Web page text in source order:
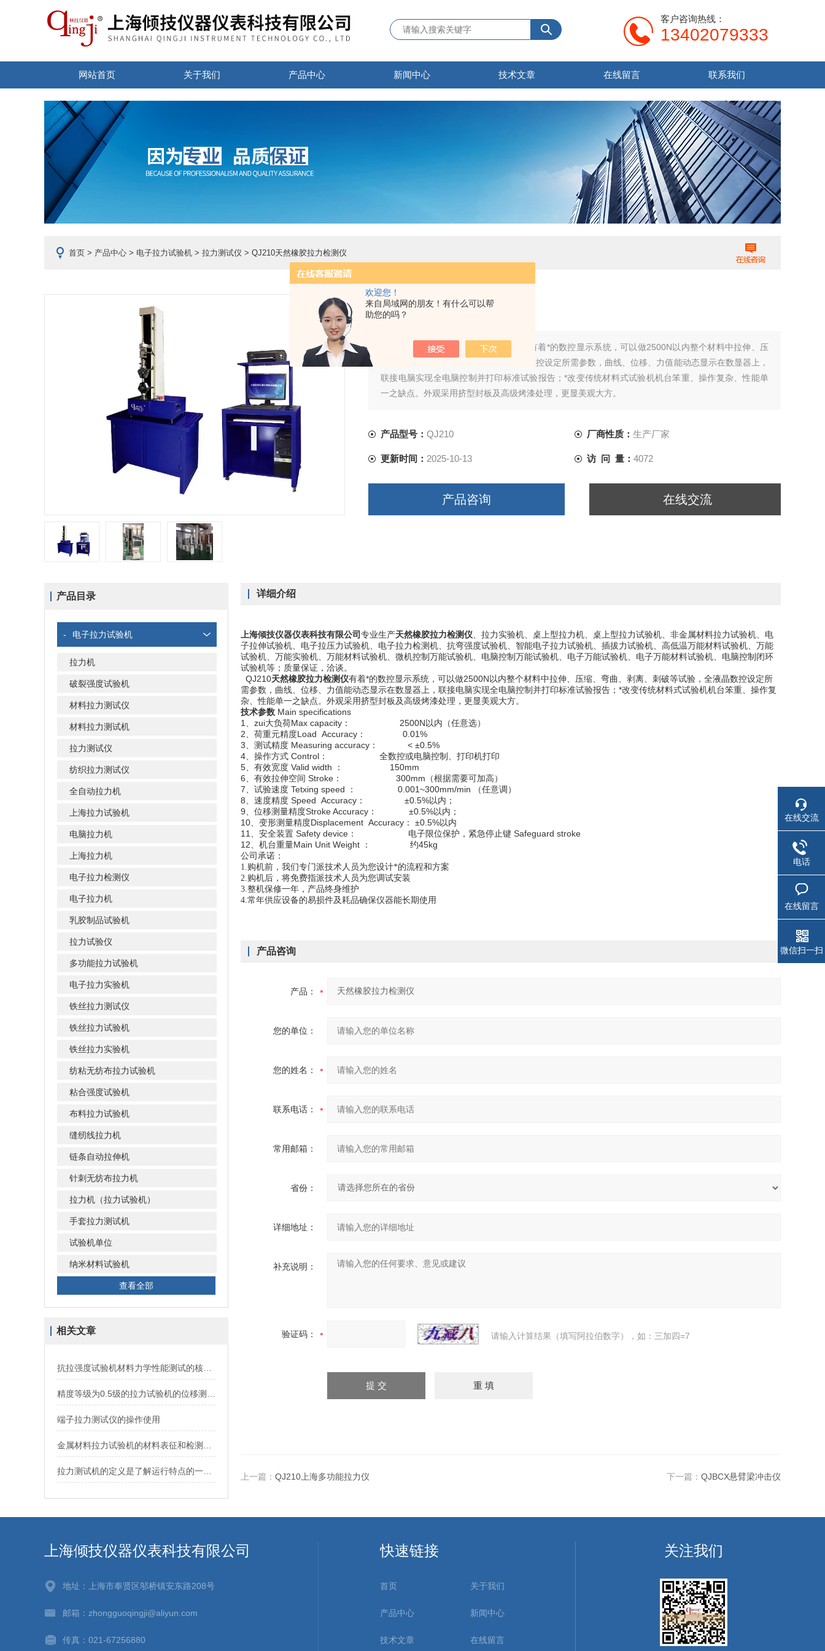
欢迎您！
来自局域网的朋友！有什么可以帮
助您的吗？
客户咨询热线：
13402079333
网站首页 关于我们 产品中心 新闻中心 技术文章 在线留言 联系我们
首页 > 产品中心 > 电子拉力试验机 > 拉力测试仪 > QJ210天然橡胶拉力检测仪
天然橡胶拉力检测仪
QJ210天然橡胶拉力检测仪有着*的数控显示系统，可以做2500N以内整个材料中拉伸、压
缩、弯曲、剥离、刺破等试验，全液晶数控设定所需参数，曲线、位移、力值能动态显示在数显器上，
联接电脑实现全电脑控制并打印标准试验报告；*改变传统材料式试验机机台笨重、操作复杂、性能单
一之缺点。外观采用挤型封板及高级烤漆处理，更显美观大方。
产品型号： QJ210 厂商性质： 生产厂家
更新时间： 2025-10-13 访 问 量： 4072
产品咨询 在线交流
产品目录
- 电子拉力试验机
拉力机
破裂强度试验机
材料拉力测试仪
材料拉力测试机
拉力测试仪
纺织拉力测试仪
全自动拉力机
上海拉力试验机
电脑拉力机
上海拉力机
电子拉力检测仪
电子拉力机
乳胶制品试验机
拉力试验仪
多功能拉力试验机
电子拉力实验机
铁丝拉力测试仪
铁丝拉力试验机
铁丝拉力实验机
纺粘无纺布拉力试验机
粘合强度试验机
布料拉力试验机
缝纫线拉力机
链条自动拉伸机
针刺无纺布拉力机
拉力机（拉力试验机）
手套拉力测试机
试验机单位
纳米材料试验机
查看全部
相关文章
端子拉力测试仪的操作使用
详细介绍
上海倾技仪器仪表科技有限公司专业生产天然橡胶拉力检测仪 、拉力实验机、桌上型拉力机、桌上型拉力试验机、非金属材料拉力试验机、电
子拉伸试验机、电子拉压力试验机、电子拉力检测机、抗弯强度试验机、智能电子拉力试验机、插拔力试验机、高低温万能材料试验机、万能
试验机、万能实验机、万能材料试验机、微机控制万能试验机、电脑控制万能试验机、电子万能试验机、电子万能材料试验机、电脑控制闭环
试验机等；质量保证，洽谈。
QJ210天然橡胶拉力检测仪有着*的数控显示系统，可以做2500N以内整个材料中拉伸、压缩、弯曲、剥离、刺破等试验，全液晶数控设定所
需参数，曲线、位移、力值能动态显示在数显器上，联接电脑实现全电脑控制并打印标准试验报告；*改变传统材料式试验机机台笨重、操作复
杂、性能单一之缺点。外观采用挤型封板及高级烤漆处理，更显美观大方。
技术参数 Main specifications
1、zui大负荷Max capacity： 2500N以内（任意选）
2、荷重元精度Load Accuracy： 0.01%
3、测试精度 Measuring accuracy： < ±0.5%
4、操作方式 Control： 全数控或电脑控制、打印机打印
5、有效宽度 Valid width ： 150mm
6、有效拉伸空间 Stroke： 300mm（根据需要可加高）
7、试验速度 Tetxing speed ： 0.001~300mm/min （任意调）
8、速度精度 Speed Accuracy： ±0.5%以内；
9、位移测量精度Stroke Accuracy： ±0.5%以内；
10、变形测量精度Displacement Accuracy： ±0.5%以内
11、安全装置 Safety device： 电子限位保护，紧急停止键 Safeguard stroke
12、机台重量Main Unit Weight ： 约45kg
公司承诺：
1.购机前，我们专门派技术人员为您设计*的流程和方案
2.购机后，将免费指派技术人员为您调试安装
3.整机保修一年，产品终身维护
4.常年供应设备的易损件及耗品确保仪器能长期使用
产品咨询
产品：
您的单位：
您的姓名：
联系电话：
常用邮箱：
省份：
详细地址：
补充说明：
验证码： 请输入计算结果（填写阿拉伯数字），如：三加四=7
上一篇： QJ210上海多功能拉力仪 下一篇： QJBCX悬臂梁冲击仪
上海倾技仪器仪表科技有限公司
地址：上海市奉贤区邬桥镇安东路208号
邮箱：zhongguoqingji@aliyun.com
传真：021-67256880
快速链接
首页 关于我们
产品中心 新闻中心
技术文章 在线留言
关注我们
在线交流
电话
在线留言
微信扫一扫